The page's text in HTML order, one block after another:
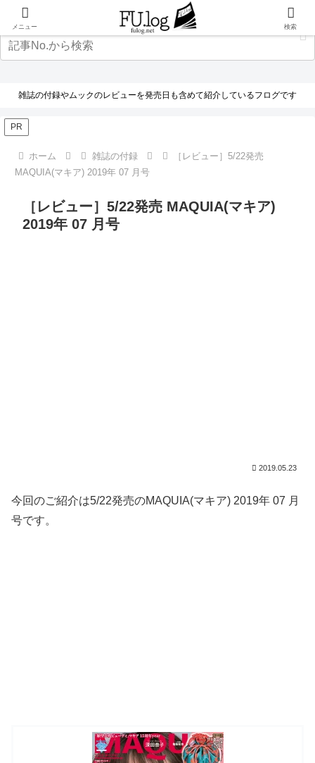
雑誌の付録やムックのレビューを発売日も含めて紹介しているフログです
PR
ホーム 雑誌の付録
［レビュー］5/22発売
MAQUIA(マキア) 2019年 07 月号
［レビュー］5/22発売 MAQUIA(マキア)
2019年 07 月号
2019.05.23
今回のご紹介は5/22発売のMAQUIA(マキア) 2019年 07 月
号です。
メニュー 検索